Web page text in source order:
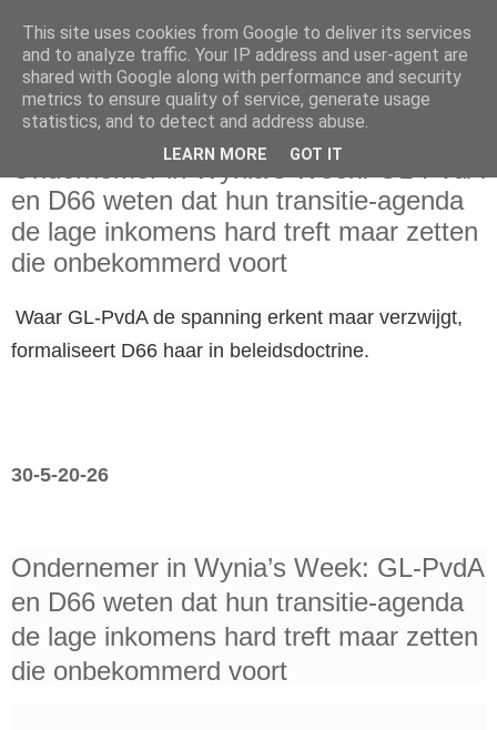
zaterdag 30 mei 2026
Ondernemer in Wynia’s Week: GL-PvdA
en D66 weten dat hun transitie-agenda
de lage inkomens hard treft maar zetten
die onbekommerd voort
Waar GL-PvdA de spanning erkent maar verzwijgt,
formaliseert D66 haar in beleidsdoctrine.
30-5-20-26
Ondernemer in Wynia’s Week: GL-PvdA
en D66 weten dat hun transitie-agenda
de lage inkomens hard treft maar zetten
die onbekommerd voort
This site uses cookies from Google to deliver its services
and to analyze traffic. Your IP address and user-agent are
shared with Google along with performance and security
metrics to ensure quality of service, generate usage
statistics, and to detect and address abuse.
LEARN MORE GOT IT